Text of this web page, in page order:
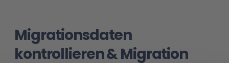
Migrationsdaten
kontrollieren & Migration